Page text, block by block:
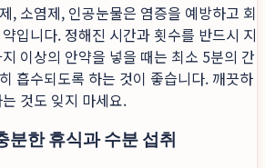
, 소염제, 인공눈물은 염증을 예방하고 회
입니다. 정해진 시간과 횟수를 반드시 지
이상의 안약을 넣을 때는 최소 5분의 간
흡수되도록 하는 것이 좋습니다. 깨끗하
것도 잊지 마세요.
분한 휴식과 수분 섭취